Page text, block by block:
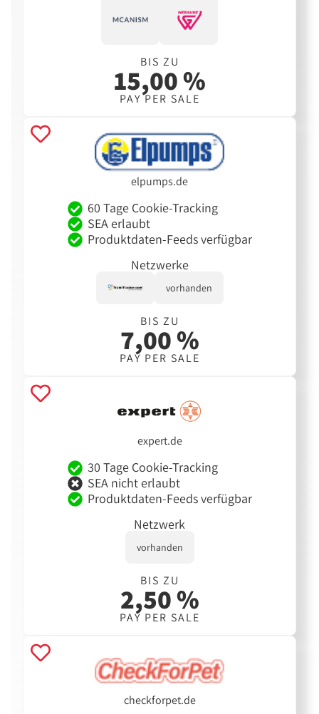
BIS ZU
15,00 %
PAY PER SALE
elpumps.de
60 Tage Cookie-Tracking
SEA erlaubt
Produktdaten-Feeds verfügbar
Netzwerke
vorhanden
BIS ZU
7,00 %
PAY PER SALE
expert.de
30 Tage Cookie-Tracking
SEA nicht erlaubt
Produktdaten-Feeds verfügbar
Netzwerk
vorhanden
BIS ZU
2,50 %
PAY PER SALE
checkforpet.de